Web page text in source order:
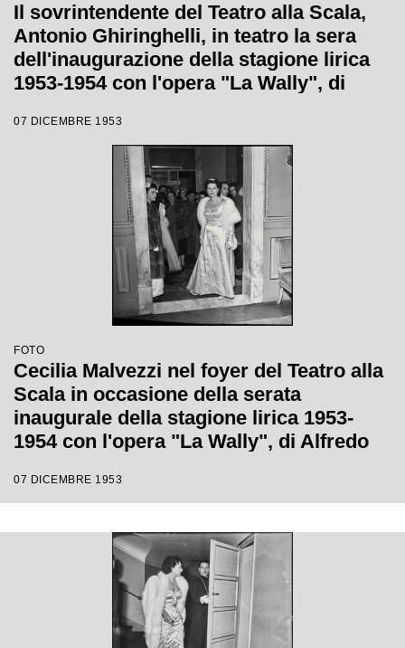
Il sovrintendente del Teatro alla Scala,
Antonio Ghiringhelli, in teatro la sera
dell'inaugurazione della stagione lirica
1953-1954 con l'opera "La Wally", di
Giulini, con la regia di Tatiana Pavlova;
alle sue spalle la locandina dell'opera.
07 DICEMBRE 1953
FOTO
Cecilia Malvezzi nel foyer del Teatro alla
Scala in occasione della serata
inaugurale della stagione lirica 1953-
1954 con l'opera "La Wally", di Alfredo
con la regia di Tatiana Pavlova
07 DICEMBRE 1953